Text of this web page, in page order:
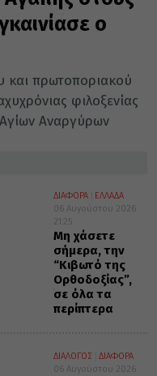
ο
και πρωτοποριακού
φιλοξενίας
Αναργύρων
ΔΙΑΦΟΡΑ
ΕΛΛΑΔΑ
06 Αυγούστου 2026
21:25
Μη χάσετε
σήμερα, την
“Κιβωτό της
Ορθοδοξίας”,
σε όλα τα
περίπτερα
ΔΙΑΛΟΓΟΣ
ΔΙΑΦΟΡΑ
06 Αυγούστου 2026